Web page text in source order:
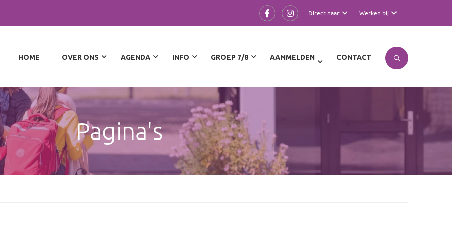
Werken bij
Direct naar
HOME OVER ONS AGENDA INFO GROEP 7/8 AANMELDEN CONTACT
Pagina's